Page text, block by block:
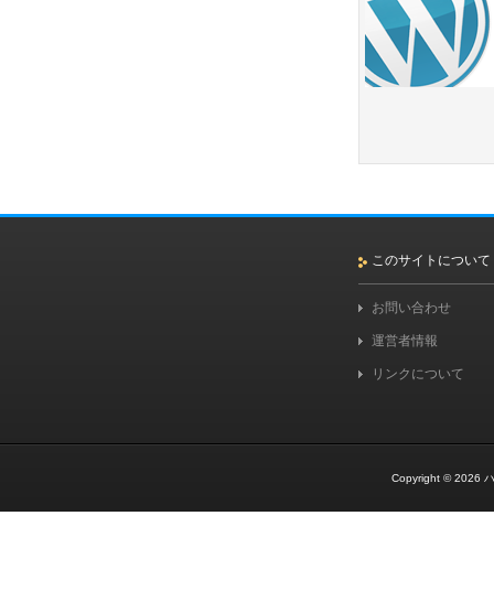
このサイトについて
お問い合わせ
運営者情報
リンクについて
Copyright © 2026